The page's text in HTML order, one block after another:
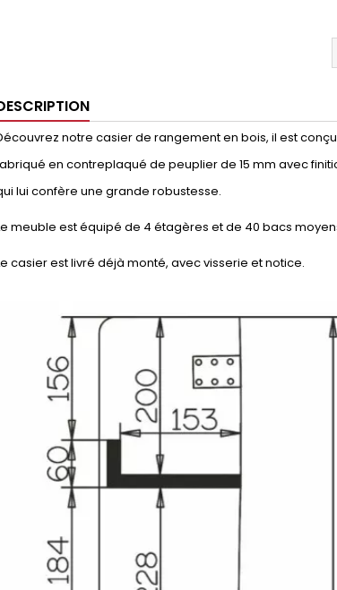
notre casier de rangement en bois, il est
en contreplaqué de peuplier de 15 mm avec
lui confère une grande robustesse.
meuble est équipé de 4 étagères et de 40 bacs
casier est livré déjà monté, avec visserie et notice.